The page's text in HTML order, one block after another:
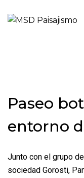
Paseo
entorno
Junto con el grupo
sociedad Gorosti,